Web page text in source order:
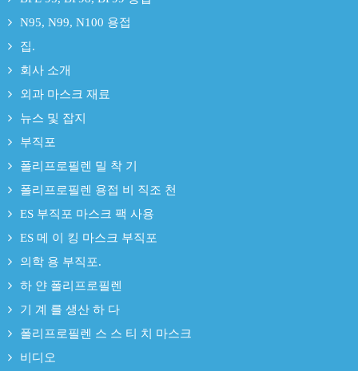
N95, N99, N100 용접
집.
회사 소개
외과 마스크 재료
뉴스 및 잡지
부직포
폴리프로필렌 밀 착 기
폴리프로필렌 용접 비 직조 천
ES 부직포 마스크 팩 사용
ES 메 이 킹 마스크 부직포
의학 용 부직포.
하 얀 폴리프로필렌
기 계 를 생산 하 다
폴리프로필렌 스 스 티 치 마스크
비디오